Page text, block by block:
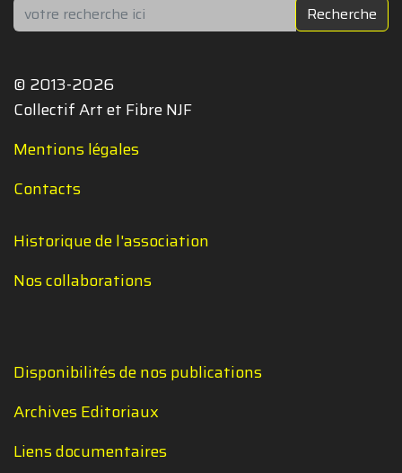
Rechercher Recherche
© 2013-2026
Collectif Art et Fibre NJF
Mentions légales
Contacts
Historique de l'association
Nos collaborations
Disponibilités de nos publications
Archives Editoriaux
Liens documentaires